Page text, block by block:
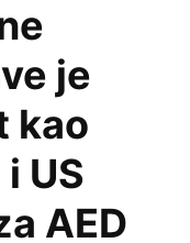
je
kao
US
AED